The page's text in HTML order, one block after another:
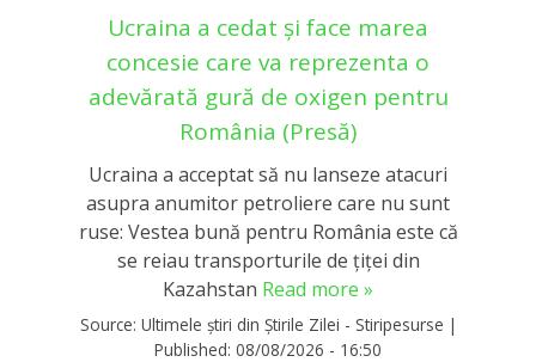
Ucraina a cedat și face marea
concesie care va reprezenta o
adevărată gură de oxigen pentru
România (Presă)
Ucraina a acceptat să nu lanseze atacuri
asupra anumitor petroliere care nu sunt
ruse: Vestea bună pentru România este că
se reiau transporturile de țiței din
Kazahstan Read more »
Source: Ultimele știri din Știrile Zilei - Stiripesurse |
Published: 08/08/2026 - 16:50